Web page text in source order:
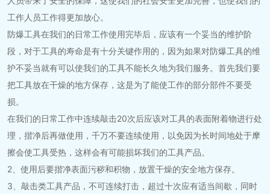
工作人员工作得更加放心。
防爆工具在我们的日常工作使用完毕后，应该有一个妥当的维护阶
段，对于工具的寿命是有十分关键作用的，因为如果对防爆工具的维
护不妥当就有可以使我们的工具不能长久地为我们服务。首先我们要
把工具放在干燥的地方保存，这是为了能使工作的部分部件不要受
损。
在我们的日常工作中连续敲击20次后应该对工具的表面附着物进行处
理，揩净后再做使用，千万不要连续使用，以免因为长时间地处于摩
擦会使工具受热，这样会有可能损坏我们的工具产品。
2、使用后要揩净表面污秽和积物，放置干燥的安全地方保存。
3、敲击类工具产品，不可连续打击，超过十次应有适当间歇，同时